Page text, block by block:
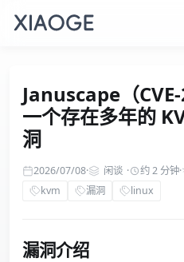
Januscape（
一个存在多年的
洞
2026/07/08· 闲谈 · 约 2 分钟·
kvm
漏洞 linux
漏洞介绍